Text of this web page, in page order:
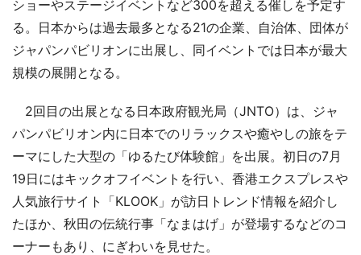
ショーやステージイベントなど300を超える催しを予定す
る。日本からは過去最多となる21の企業、自治体、団体が
ジャパンパビリオンに出展し、同イベントでは日本が最大
規模の展開となる。
2回目の出展となる日本政府観光局（JNTO）は、ジャ
パンパビリオン内に日本でのリラックスや癒やしの旅をテ
ーマにした大型の「ゆるたび体験館」を出展。初日の7月
19日にはキックオフイベントを行い、香港エクスプレスや
人気旅行サイト「KLOOK」が訪日トレンド情報を紹介し
たほか、秋田の伝統行事「なまはげ」が登場するなどのコ
ーナーもあり、にぎわいを見せた。